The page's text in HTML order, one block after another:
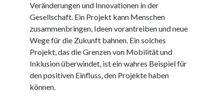
September 2025
August 2025
Juli 2025
Juni 2025
Mai 2025
April 2025
März 2025
Februar 2025
Veränderungen und Innovationen in der
Gesellschaft. Ein Projekt kann Menschen
zusammenbringen, Ideen vorantreiben und neue
Wege für die Zukunft bahnen. Ein solches
Projekt, das die Grenzen von Mobilität und
Inklusion überwindet, ist ein wahres Beispiel für
den positiven Einfluss, den Projekte haben
können.